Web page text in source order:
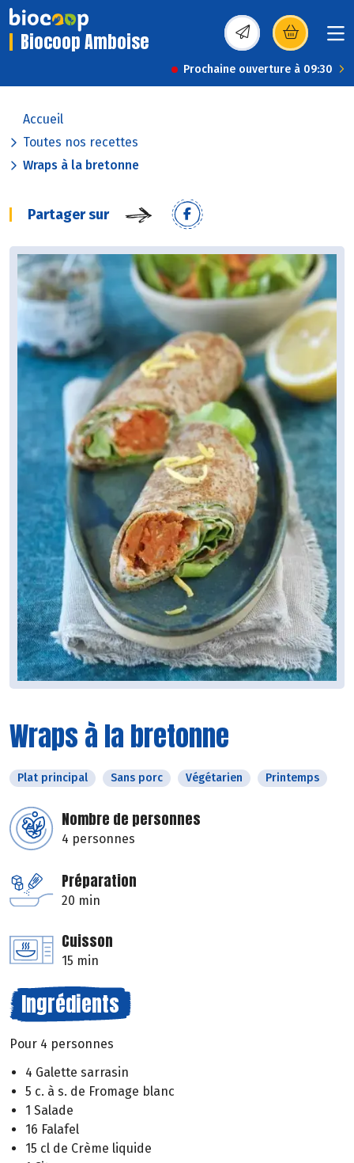
Biocoop Amboise (s’ouvre dans une
Prochaine ouverture à 09:30
Accueil
Toutes nos recettes
Wraps à la bretonne
Partager sur
Wraps à la bretonne
Plat principal Sans porc Végétarien Printemps
Nombre de personnes
4 personnes
Préparation
20 min
Cuisson
15 min
Ingrédients
Pour 4 personnes
4 Galette sarrasin
5 c. à s. de Fromage blanc
1 Salade
16 Falafel
15 cl de Crème liquide